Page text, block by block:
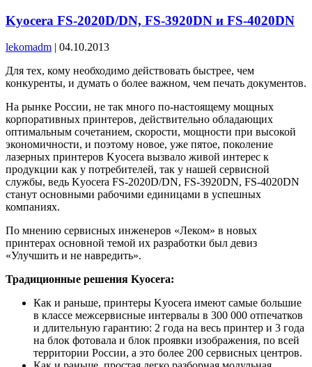
Kyocera FS-2020D/DN, FS-3920DN и FS-4020DN
lekomadm | 04.10.2013
Для тех, кому необходимо действовать быстрее, чем
конкуренты, и думать о более важном, чем печать документов.
На рынке России, не так много по-настоящему мощных
корпоративных принтеров, действительно обладающих
оптимальным сочетанием, скорости, мощности при высокой
экономичности, и поэтому новое, уже пятое, поколение
лазерных принтеров Kyocera вызвало живой интерес к
продукции как у потребителей, так у нашей сервисной
службы, ведь Kyocera FS-2020D/DN, FS-3920DN, FS-4020DN
станут основными рабочими единицами в успешных
компаниях.
По мнению сервисных инженеров «Леком» в новых
принтерах основной темой их разработки был девиз
«Улучшить и не навредить».
Традиционные решения Kyocera:
Как и раньше, принтеры Kyocera имеют самые большие
в классе межсервисные интервалы в 300 000 отпечатков
и длительную гарантию: 2 года на весь принтер и 3 года
на блок фотовала и блок проявки изображения, по всей
территории России, а это более 200 сервисных центров.